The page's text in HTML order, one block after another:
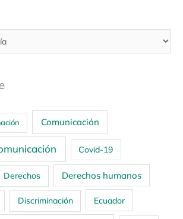
Comunicación
Covid-19
Derechos Derechos humanos
Discriminación Ecuador